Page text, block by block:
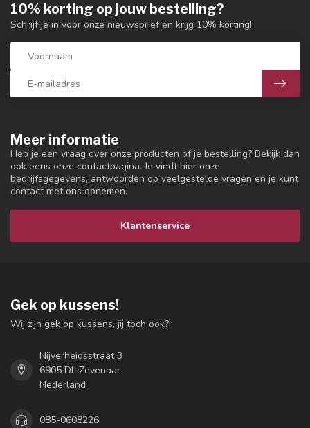
Meer informatie
Heb je een vraag over onze producten of je bestelling? Bekijk dan
ook eens onze contactpagina. Je vindt hier onze
bedrijfsgegevens, antwoorden op veelgestelde vragen en je kunt
contact met ons opnemen.
Klantenservice
10% korting op jouw bestelling?
Schrijf je in voor onze nieuwsbrief en krijg 10% korting!
Gek op kussens!
Wij zijn gek op kussens, jij toch ook?!
Nijverheidsstraat 3
6905 DL Zevenaar
Nederland
085-0608226